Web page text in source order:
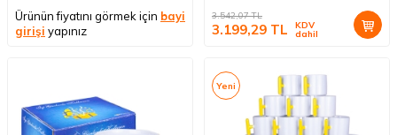
Ürünün fiyatını görmek için bayi
girişi yapınız
3.542,07TL
3.199,29 TL KDV
dahil
Yeni